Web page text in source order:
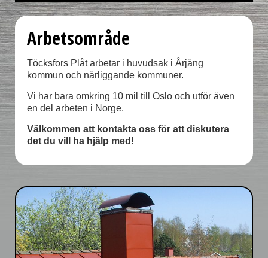
Arbetsområde
Töcksfors Plåt arbetar i huvudsak i Årjäng
kommun och närliggande kommuner.
Vi har bara omkring 10 mil till Oslo och utför även
en del arbeten i Norge.
Välkommen att kontakta oss för att diskutera
det du vill ha hjälp med!